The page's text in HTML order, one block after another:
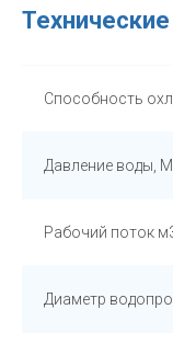
Способность
Давление воды,
Рабочий поток
Диаметр